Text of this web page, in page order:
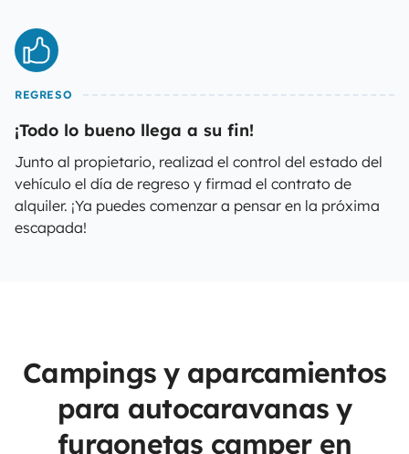
REGRESO
¡Todo lo bueno llega a su fin!
Junto al propietario, realizad el control del estado del
vehículo el día de regreso y firmad el contrato de
alquiler. ¡Ya puedes comenzar a pensar en la próxima
escapada!
Campings y aparcamientos
para autocaravanas y
furgonetas camper en